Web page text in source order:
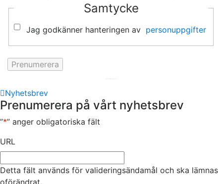
Samtycke
Jag godkänner hanteringen av personuppgifter
Nyhetsbrev
Prenumerera på vårt nyhetsbrev
”*” anger obligatoriska fält
URL
Detta fält används för valideringsändamål och ska lämnas